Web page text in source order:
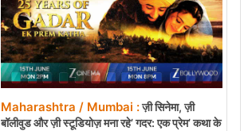
Maharashtra / Mumbai :ज़ी सिनेमा, ज़ी
बॉलीवुड और ज़ी स्टूडियोज़ मना रहे’ गदर: एक प्रेम’ कथा के